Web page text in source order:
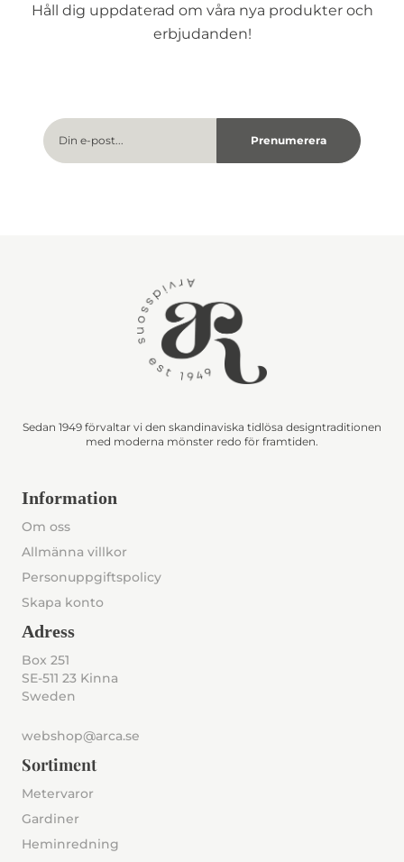
Håll dig uppdaterad om våra nya produkter och
erbjudanden!
Sedan 1949 förvaltar vi den skandinaviska tidlösa designtraditionen
med moderna mönster redo för framtiden.
Information
Om oss
Allmänna villkor
Personuppgiftspolicy
Skapa konto
Adress
Box 251
SE-511 23 Kinna
Sweden
webshop@arca.se
Sortiment
Metervaror
Gardiner
Heminredning